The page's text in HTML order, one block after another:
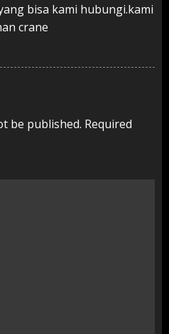
bisa kami hubungi.kami
crane
be published. Required